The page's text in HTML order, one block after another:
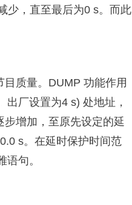
少，直至最后为0 s。而此
质量。DUMP 功能作用
厂设置为4 s) 处地址，
增加，至原先设定的延
s。在延时保护时间范
句。